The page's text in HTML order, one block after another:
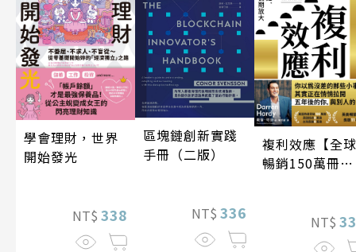
學會理財，世界
開始發光
NT$ 338
區塊鏈創新實踐
手冊（二版）
NT$ 336
複利效應【全球
暢銷150萬冊・
NT$